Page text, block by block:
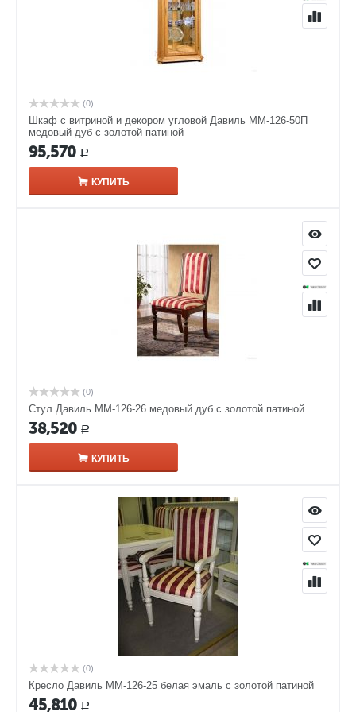
(0)
Шкаф с витриной и декором угловой Давиль ММ-126-50П
медовый дуб с золотой патиной
95,570 Р
КУПИТЬ
(0)
Стул Давиль ММ-126-26 медовый дуб с золотой патиной
38,520 Р
КУПИТЬ
(0)
Кресло Давиль ММ-126-25 белая эмаль с золотой патиной
45,810 Р